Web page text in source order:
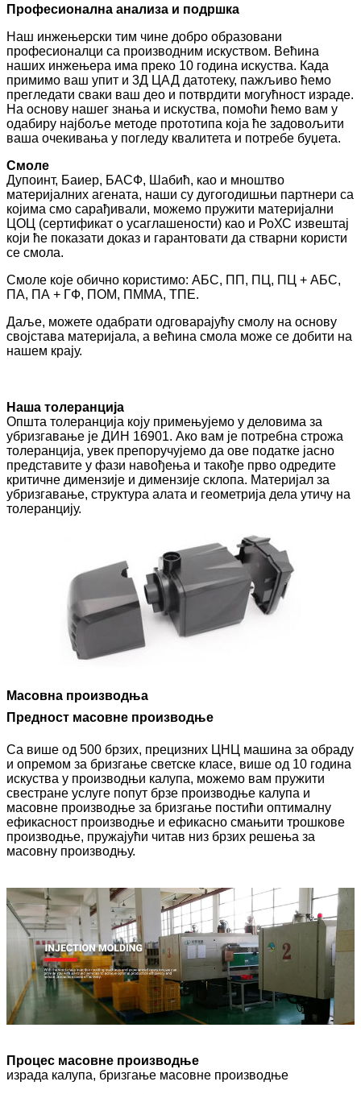
Професионална анализа и подршка
Наш инжењерски тим чине добро образовани
професионалци са производним искуством. Већина
наших инжењера има преко 10 година искуства. Када
примимо ваш упит и 3Д ЦАД датотеку, пажљиво ћемо
прегледати сваки ваш део и потврдити могућност израде.
На основу нашег знања и искуства, помоћи ћемо вам у
одабиру најбоље методе прототипа која ће задовољити
ваша очекивања у погледу квалитета и потребе буџета.
Смоле
Дупоинт, Баиер, БАСФ, Шабић, као и мноштво
материјалних агената, наши су дугогодишњи партнери са
којима смо сарађивали, можемо пружити материјални
ЦОЦ (сертификат о усаглашености) као и РоХС извештај
који ће показати доказ и гарантовати да стварни користи
се смола.
Смоле које обично користимо: АБС, ПП, ПЦ, ПЦ + АБС,
ПА, ПА + ГФ, ПОМ, ПММА, ТПЕ.
Даље, можете одабрати одговарајућу смолу на основу
својстава материјала, а већина смола може се добити на
нашем крају.
Наша толеранција
Општа толеранција коју примењујемо у деловима за
убризгавање је ДИН 16901. Ако вам је потребна строжа
толеранција, увек препоручујемо да ове податке јасно
представите у фази навођења и такође прво одредите
критичне димензије и димензије склопа. Материјал за
убризгавање, структура алата и геометрија дела утичу на
толеранцију.
Масовна производња
Предност масовне производње
Са више од 500 брзих, прецизних ЦНЦ машина за обраду
и опремом за бризгање светске класе, више од 10 година
искуства у производњи калупа, можемо вам пружити
свестране услуге попут брзе производње калупа и
масовне производње за бризгање постићи оптималну
ефикасност производње и ефикасно смањити трошкове
производње, пружајући читав низ брзих решења за
масовну производњу.
Процес масовне производње
израда калупа, бризгање масовне производње